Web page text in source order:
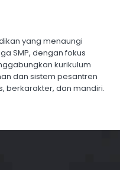
yang menaungi
SMP, dengan fokus
kurikulum
dan sistem pesantren
berkarakter, dan mandiri.